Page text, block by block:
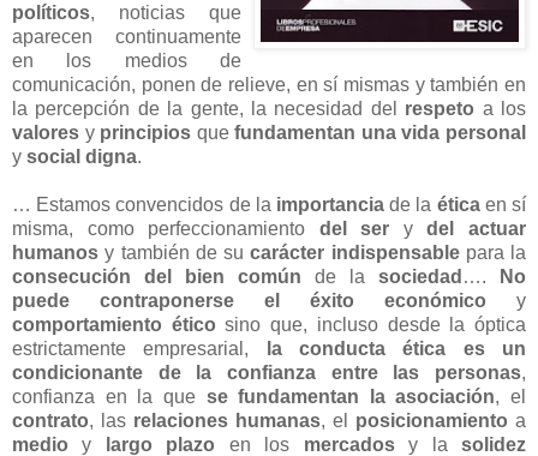
políticos, noticias que
aparecen continuamente
en los medios de
comunicación, ponen de relieve, en sí mismas y también en
la percepción de la gente, la necesidad del respeto a los
valores y principios quefundamentan una vida personal
y social digna.
… Estamos convencidos de la importancia de la éticaen sí
misma, como perfeccionamiento del ser ydel actuar
humanos y también de sucarácter indispensablepara la
consecución del bien común de la sociedad ….
No
puede contraponerse el éxito económico y
comportamiento ético sino que, incluso desde la óptica
estrictamente empresarial,
la conducta ética es un
condicionante de la confianza entre las personas,
confianza en la que se fundamentan la asociación, el
contrato, las relaciones humanas, el posicionamiento a
medio y largo plazo en los mercadosy lasolidez